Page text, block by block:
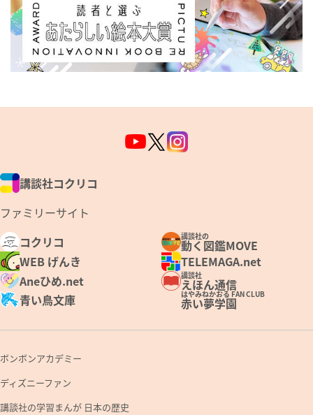
講談社コクリコ
ファミリーサイト
コクリコ
講談社の
動く図鑑MOVE
WEB げんき
TELEMAGA.net
Aneひめ.net
講談社
えほん通信
青い鳥文庫
はやみねかおる FAN CLUB
赤い夢学園
ボンボンアカデミー
ディズニーファン
講談社の学習まんが 日本の歴史